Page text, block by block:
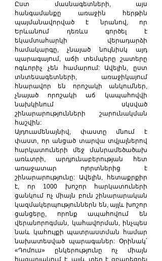
Ըստ մասնագետների, այս
հանգամանքը առաջին հերթին
պայմանավորված է նրանով, որ
Երևանում դեռևս գործել է
եկամտահարկի վերադարձի
համակարգը, չնայած նույնիսկ այդ
պարագայում, աճի տեմպերը շատերը
ոգևորիչ չեն համարում: Ավելին, ըստ
տնտեսագետների, առաջիկայում
հնարավոր են որոշակի անկումներ,
չնայած որոշակի աճ կապահովվի
նախկինում սկսված
շինարարությունների շարունակման
հաշվին:
Այդուամենայնիվ, փաստը մնում է
փաստ, որ անցած տարվա տվյալներով
հարկատուների մեջ մանրամեծածախ
առևտրի, արդյունաբերության հետ
առաջատար ոլորտներից է
շինարարությունը: Ավելին, հետաքրքիր
է, որ 1000 խոշոր հարկատուների
ցանկում ոչ միայն բուն շինարարական
կազմակերպություններն են, այլև խոշոր
ցանցերը, որոնք ապահովում են
վերանորոգման, կահավորման, ինչպես
նաև կահույքի պատրաստման համար
նախատեսված պարագաներ: Օրինակ՝
«Դոմուս» ընկերությունը ոչ միայն
հազարյակում է, այլև տեղ է զբաղեցրել